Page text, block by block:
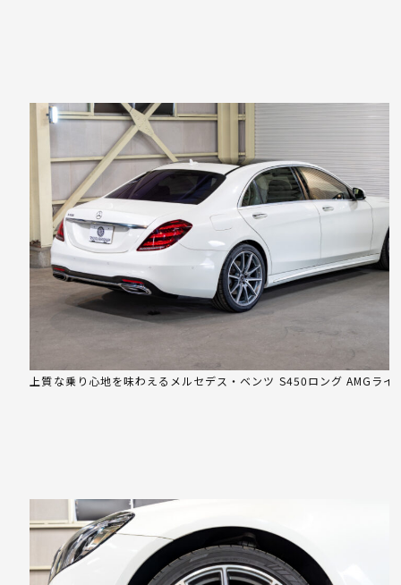
上質な乗り心地を味わえるメルセデス・ベンツ S450ロング AMGライ